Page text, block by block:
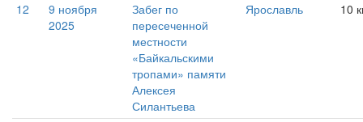
12
9 ноября
2025
Забег по
пересеченной
местности
«Байкальскими
тропами» памяти
Алексея
Силантьева
Ярославль 10